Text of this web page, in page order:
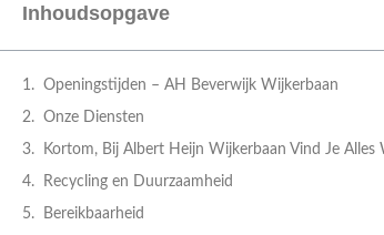
Inhoudsopgave
Openingstijden – AH Beverwijk Wijkerbaan
Onze Diensten
Kortom, Bij Albert Heijn Wijkerbaan Vind Je Alles
Recycling en Duurzaamheid
Bereikbaarheid